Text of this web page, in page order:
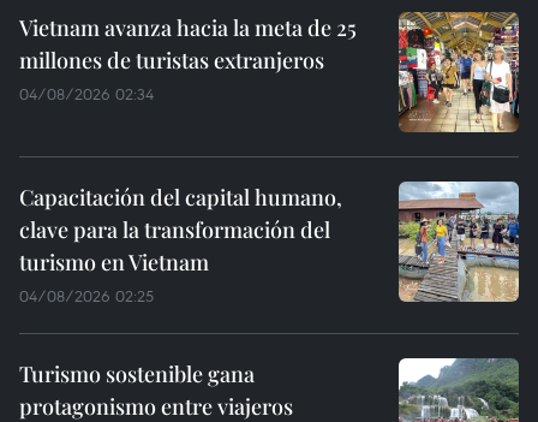
Vietnam avanza hacia la meta de 25
millones de turistas extranjeros
04/08/2026 02:34
Capacitación del capital humano,
clave para la transformación del
turismo en Vietnam
04/08/2026 02:25
Turismo sostenible gana
protagonismo entre viajeros